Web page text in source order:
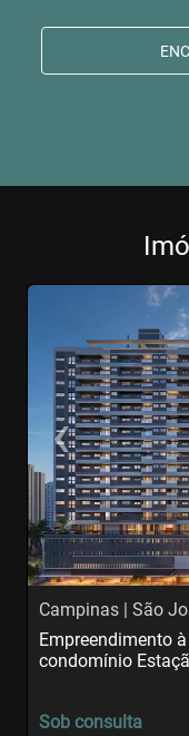
‹Previous
Campinas | São
Empreendimento
condomínio
Sob consulta